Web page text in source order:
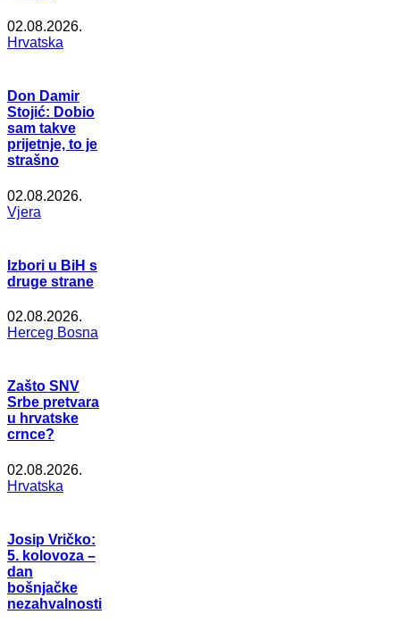
02.08.2026.
Hrvatska
Don Damir
Stojić: Dobio
sam takve
prijetnje, to je
strašno
02.08.2026.
Vjera
Izbori u BiH s
druge strane
02.08.2026.
Herceg Bosna
Zašto SNV
Srbe pretvara
u hrvatske
crnce?
02.08.2026.
Hrvatska
Josip Vričko:
5. kolovoza –
dan
bošnjačke
nezahvalnosti